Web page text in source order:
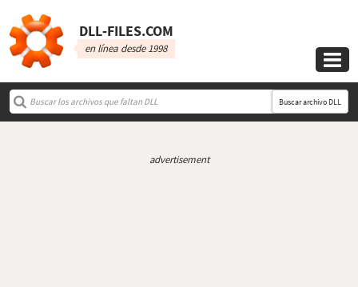
DLL‑FILES.COM
en línea desde 1998

Buscar archivo DLL
advertisement